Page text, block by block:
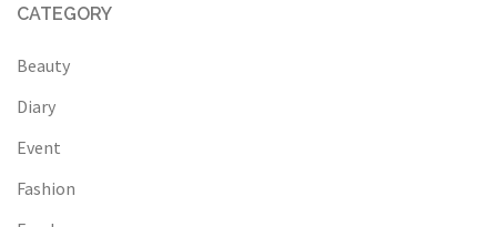
CATEGORY
Beauty
Diary
Event
Fashion